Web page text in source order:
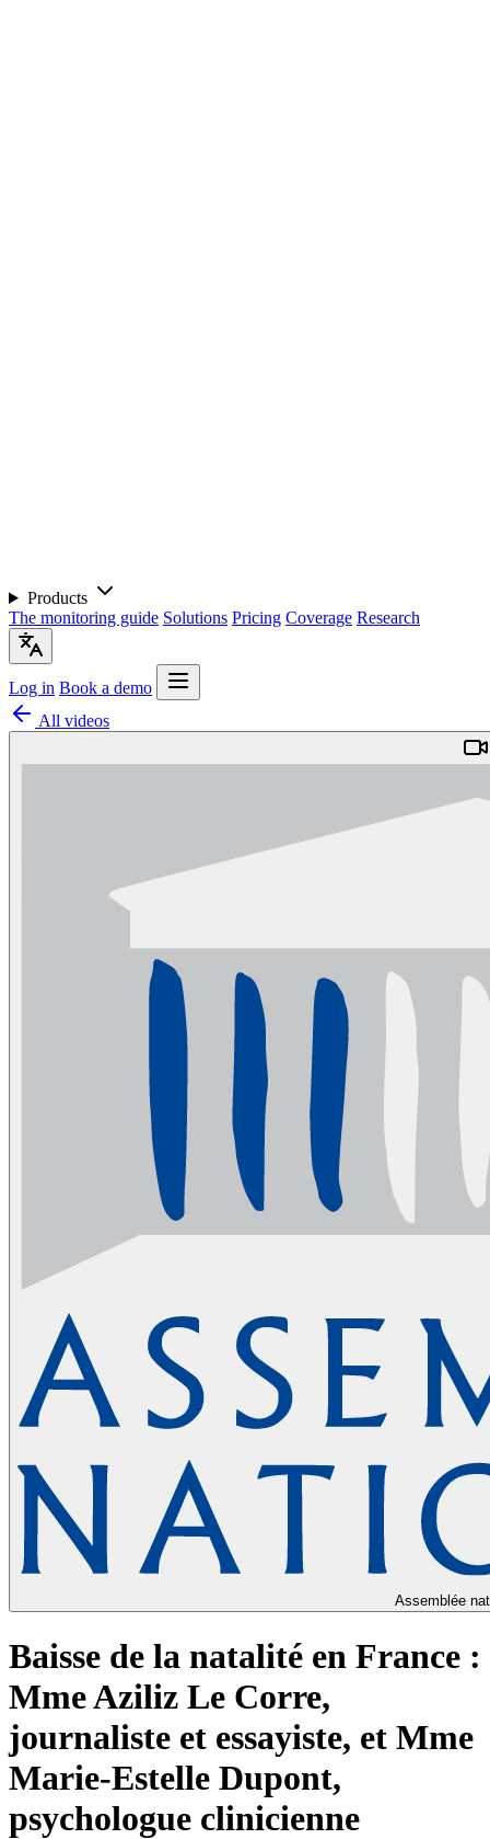
Products
The monitoring guide Solutions Pricing Coverage Research
Log in Book a demo
All videos
Assemblée
Baisse de la natalité en France :
Mme Aziliz Le Corre,
journaliste et essayiste, et Mme
Marie-Estelle Dupont,
psychologue clinicienne